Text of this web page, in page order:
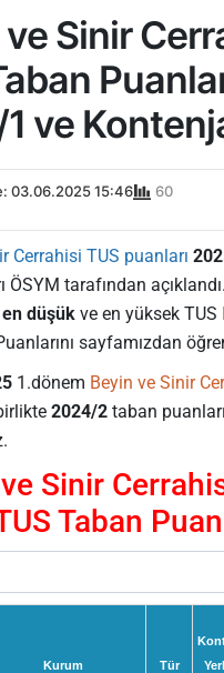
Sinir
ve
03.06.2025 15:46 60
Cerrahisi TUS puanları
ÖSYM tarafından
en düşük ve en yüksek TUS
sayfamızdan
1.dönem Beyin ve Sinir
2024/2 taban
Sinir
Taban
Kurum Tür
Yerl